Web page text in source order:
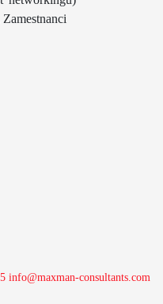
info@maxman-consultants.com